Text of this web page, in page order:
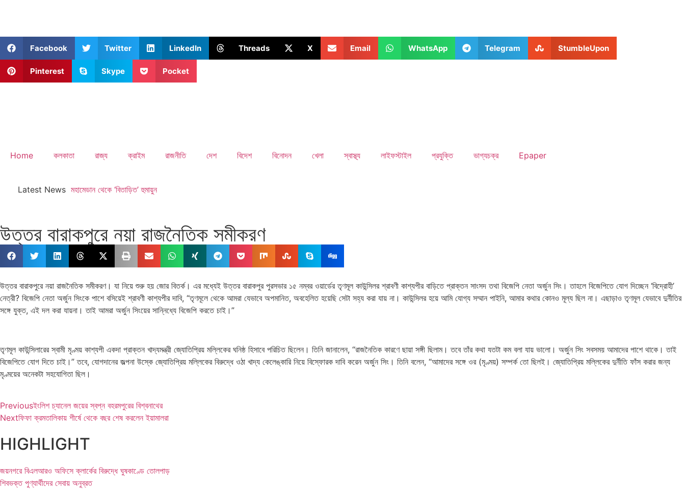
Facebook Twitter LinkedIn Threads X Email WhatsApp Telegram StumbleUpon
Pinterest Skype Pocket
Home কলকাতা রাজ্য ক্রাইম রাজনীতি দেশ বিদেশ বিনোদন খেলা স্বাস্থ্য লাইফস্টাইল প্রযুক্তি ভাগ্যচক্র Epaper
Latest News মহামেডান থেকে ‘বিতাড়িত’ হুমায়ুন
উত্তর বারাকপুরে নয়া রাজনৈতিক সমীকরণ
উত্তর বারাকপুরে নয়া রাজনৈতিক সমীকরণ। যা নিয়ে শুরু হয় জোর বিতর্ক। এর মধ্যেই উত্তর বারাকপুর পুরসভার ১৫ নম্বর ওয়ার্ডের তৃণমূল কাউন্সিলর শ্রাবণী কাশ্যপীর বাড়িতে প্রাক্তন সাংসদ তথা বিজেপি নেতা অর্জুন সিং। তাহলে বিজেপিতে যোগ দিচ্ছেন ‘বিদ্রোহী’
নেত্রী? বিজেপি নেতা অর্জুন সিংকে পাশে বসিয়েই শ্রাবণী কাশ্যপীর দাবি, “তৃণমূলে থেকে আমরা যেভাবে অপমানিত, অবহেলিত হয়েছি সেটা সহ্য করা যায় না। কাউন্সিলর হয়ে আমি যোগ্য সম্মান পাইনি, আমার কথার কোনও মূল্য ছিল না। এছাড়াও তৃণমূল যেভাবে দুর্নীতির
সঙ্গে যুক্ত, এই দল করা যায়না। তাই আমরা অর্জুন সিংয়ের সান্নিধ্যে বিজেপি করতে চাই।”
তৃণমূল কাউন্সিলারের স্বামী মৃণ্ময় কাশ্যপী একদা প্রাক্তন খাদ্যমন্ত্রী জ্যোতিপ্রিয় মল্লিকের ঘনিষ্ঠ হিসাবে পরিচিত ছিলেন। তিনি জানালেন, “রাজনৈতিক কারণে ছায়া সঙ্গী ছিলাম। তবে তাঁর কথা যতটা কম বলা যায় ভালো। অর্জুন সিং সবসময় আমাদের পাশে থাকে। তাই
বিজেপিতে যোগ দিতে চাই।” তবে, যোগদানের জল্পনা উস্কে জ্যোতিপ্রিয় মল্লিকের বিরুদ্ধে ওঠা খাদ্য কেলেঙ্কারি নিয়ে বিস্ফোরক দাবি করেন অর্জুন সিং। তিনি বলেন, “আমাদের সঙ্গে ওর (মৃণ্ময়) সম্পর্ক তো ছিলই। জ্যোতিপ্রিয় মল্লিকের দুর্নীতি ফাঁস করার জন্য
মৃণ্ময়ের অনেকটা সহযোগিতা ছিল।
Previousইংলিশ চ্যানেল জয়ের স্বপ্ন বহরমপুরের বিশ্বনাথের
Nextফিফা ক্রমতালিকায় শীর্ষে থেকে বছর শেষ করলেন ইয়ামালরা
HIGHLIGHT
জয়নগরে বিএলআরও অফিসে ক্লার্কের বিরুদ্ধে ঘুষকাণ্ডে তোলপাড়
শিবভক্ত পুণ্যার্থীদের সেবায় অনুব্রত